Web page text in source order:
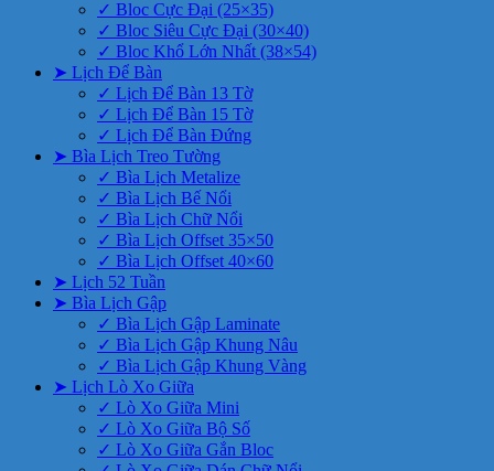
✓ Bloc Cực Đại (25×35)
✓ Bloc Siêu Cực Đại (30×40)
✓ Bloc Khổ Lớn Nhất (38×54)
➤ Lịch Để Bàn
✓ Lịch Để Bàn 13 Tờ
✓ Lịch Để Bàn 15 Tờ
✓ Lịch Để Bàn Đứng
➤ Bìa Lịch Treo Tường
✓ Bìa Lịch Metalize
✓ Bìa Lịch Bế Nổi
✓ Bìa Lịch Chữ Nổi
✓ Bìa Lịch Offset 35×50
✓ Bìa Lịch Offset 40×60
➤ Lịch 52 Tuần
➤ Bìa Lịch Gập
✓ Bìa Lịch Gập Laminate
✓ Bìa Lịch Gập Khung Nâu
✓ Bìa Lịch Gập Khung Vàng
➤ Lịch Lò Xo Giữa
✓ Lò Xo Giữa Mini
✓ Lò Xo Giữa Bộ Số
✓ Lò Xo Giữa Gắn Bloc